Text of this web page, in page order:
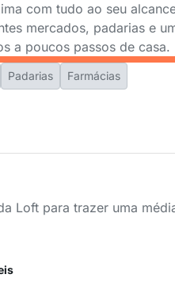
com tudo ao seu
mercados, padarias e
a poucos passos de casa.
Padarias Farmácias
Loft para trazer uma